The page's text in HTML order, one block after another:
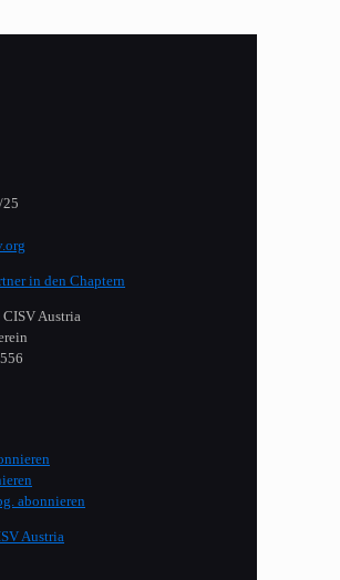
25
in den Chaptern
Austria
abonnieren